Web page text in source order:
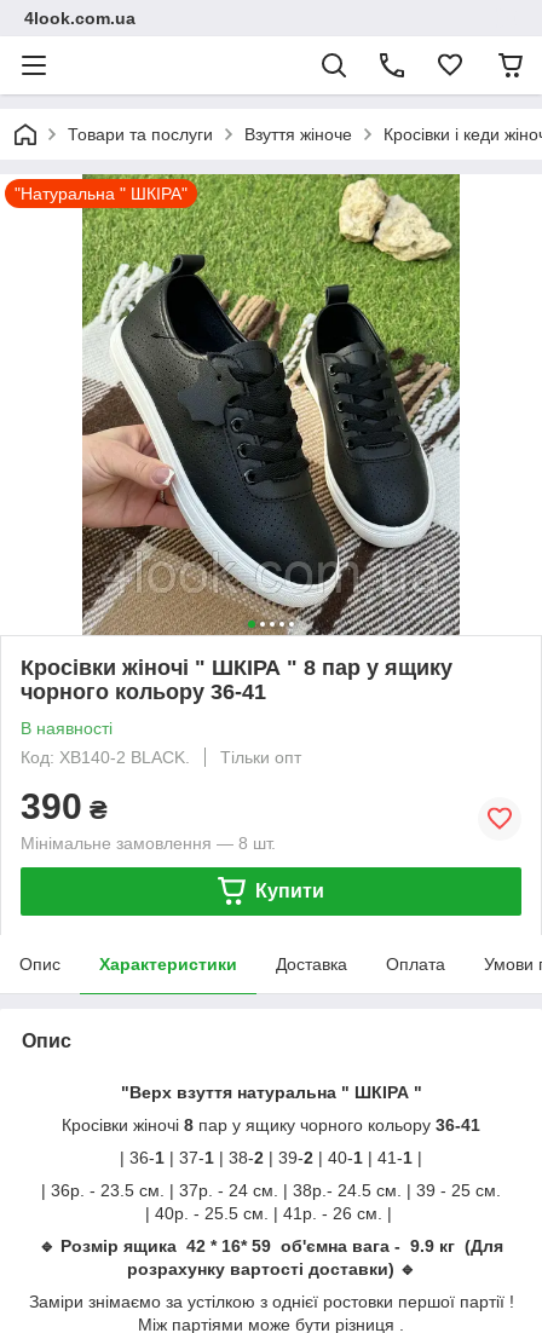
4look.com.ua
Товари та послуги Взуття жіноче Кросівки і кеди
"Натуральна " ШКІРА"
Кросівки жіночі " ШКІРА " 8 пар у ящику
чорного кольору 36-41
В наявності
Код: XB140-2 BLACK.
Тільки опт
390 ₴
Мінімальне замовлення — 8 шт.
Купити
Опис Характеристики Доставка Оплата Умови
Опис
"Верх взуття натуральна " ШКІРА "
Кросівки жіночі 8 пар у ящику чорного кольору 36-41
| 36-1 | 37-1 | 38-2 | 39-2 | 40-1 | 41-1 |
| 36р. - 23.5 см. | 37р. - 24 см. | 38р.- 24.5 см. | 39 - 25 см.
| 40р. - 25.5 см. | 41р. - 26 см. |
🔹 Розмір ящика 42 * 16* 59 об'ємна вага - 9.9 кг (Для
розрахунку вартості доставки) 🔹
Заміри знімаємо за устілкою з однієї ростовки першої партії !
Між партіями може бути різниця .